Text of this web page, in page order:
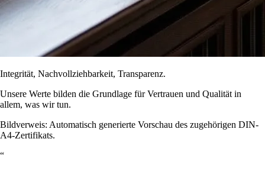
Integrität, Nachvollziehbarkeit, Transparenz.
Unsere Werte bilden die Grundlage für Vertrauen und Qualität in
allem, was wir tun.
Bildverweis: Automatisch generierte Vorschau des zugehörigen DIN-
A4-Zertifikats.
“